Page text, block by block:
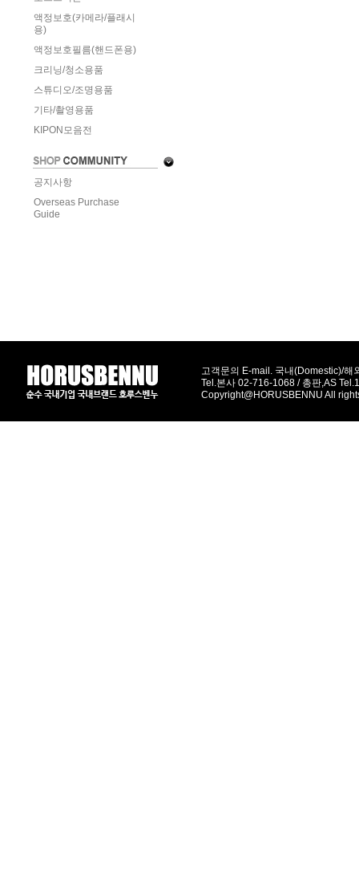
액정보호(카메라/플래시
용)
액정보호필름(핸드폰용)
크리닝/청소용품
스튜디오/조명용품
기타/촬영용품
KIPON모음전
공지사항
Overseas Purchase
Guide
고객문의 E-mail. 국내(Domestic)/
Tel.본사 02-716-1068 / 총판,AS
Copyright@HORUSBENNU All